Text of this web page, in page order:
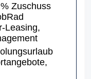
Zuschuss
Leasing,